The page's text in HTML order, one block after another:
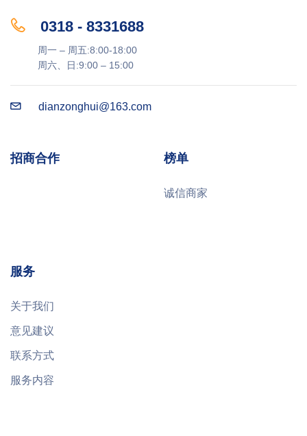
0318 - 8331688
周一 – 周五:8:00-18:00
周六、日:9:00 – 15:00
dianzonghui@163.com
招商合作 榜单
诚信商家
服务
关于我们
意见建议
联系方式
服务内容